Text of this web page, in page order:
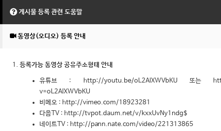
게시물 등록 관련 도움말
동영상(오디오) 등록 안내
등록가능 동영상 공유주소형태 안내
유튜브 : http://youtu.be/oL2AlXWVbKU 또는
v=oL2AlXWVbKU
비메오 : http://vimeo.com/18923281
다음TV : http://tvpot.daum.net/v/kxxUvNy1ndg$
네이트TV : http://pann.nate.com/video/221313865